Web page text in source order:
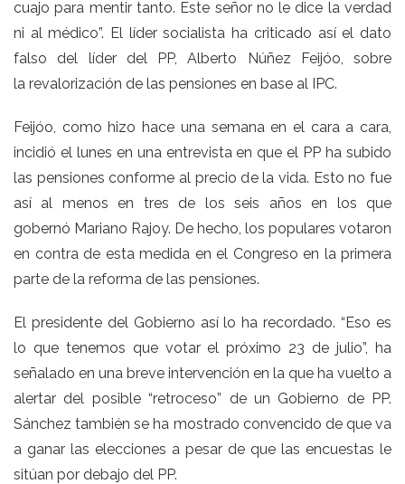
cuajo para mentir tanto. Este señor no le dice la verdad
ni al médico”. El líder socialista ha criticado así el dato
falso del líder del PP, Alberto Núñez Feijóo, sobre
la revalorización de las pensiones en base al IPC.
Feijóo, como hizo hace una semana en el cara a cara,
incidió el lunes en una entrevista en que el PP ha subido
las pensiones conforme al precio de la vida. Esto no fue
así al menos en tres de los seis años en los que
gobernó Mariano Rajoy. De hecho, los populares votaron
en contra de esta medida en el Congreso en la primera
parte de la reforma de las pensiones.
El presidente del Gobierno así lo ha recordado. “Eso es
lo que tenemos que votar el próximo 23 de julio”, ha
señalado en una breve intervención en la que ha vuelto a
alertar del posible “retroceso” de un Gobierno de PP.
Sánchez también se ha mostrado convencido de que va
a ganar las elecciones a pesar de que las encuestas le
sitúan por debajo del PP.